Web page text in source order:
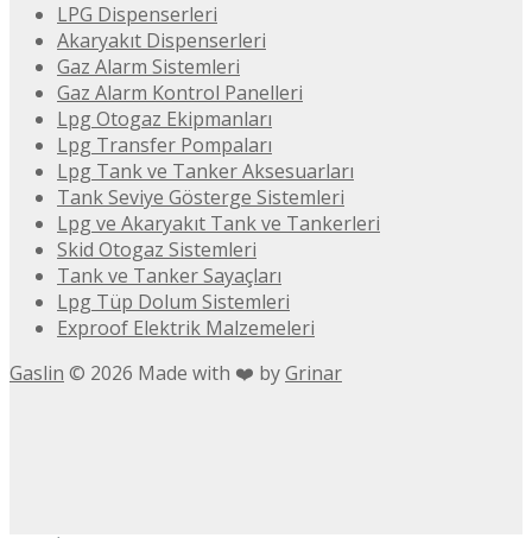
LPG Dispenserleri
Akaryakıt Dispenserleri
Gaz Alarm Sistemleri
Gaz Alarm Kontrol Panelleri
Lpg Otogaz Ekipmanları
Lpg Transfer Pompaları
Lpg Tank ve Tanker Aksesuarları
Tank Seviye Gösterge Sistemleri
Lpg ve Akaryakıt Tank ve Tankerleri
Skid Otogaz Sistemleri
Tank ve Tanker Sayaçları
Lpg Tüp Dolum Sistemleri
Exproof Elektrik Malzemeleri
Gaslin © 2026 Made with ❤️ byGrinar